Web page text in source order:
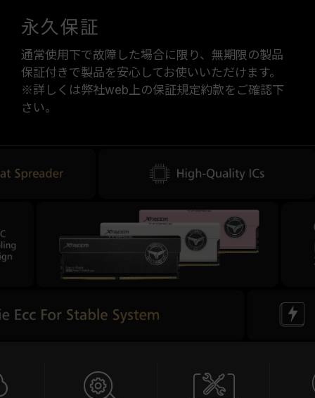
永久保証
通常使用下で故障した場合に限り、無期限の製品
保証付きで製品を安心してお使いいただけます。
※詳しくは弊社web上の保証規定約款をご確認下
さい。